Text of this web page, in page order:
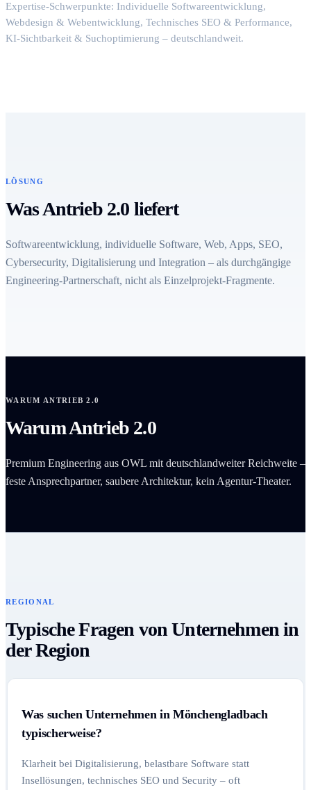
Expertise-Schwerpunkte: Individuelle Softwareentwicklung,
Webdesign & Webentwicklung, Technisches SEO & Performance,
KI-Sichtbarkeit & Suchoptimierung – deutschlandweit.
LÖSUNG
Was Antrieb 2.0 liefert
Softwareentwicklung, individuelle Software, Web, Apps, SEO,
Cybersecurity, Digitalisierung und Integration – als durchgängige
Engineering-Partnerschaft, nicht als Einzelprojekt-Fragmente.
WARUM ANTRIEB 2.0
Warum Antrieb 2.0
Premium Engineering aus OWL mit deutschlandweiter Reichweite –
feste Ansprechpartner, saubere Architektur, kein Agentur-Theater.
REGIONAL
Typische Fragen von Unternehmen in
der Region
Was suchen Unternehmen in Mönchengladbach
typischerweise?
Klarheit bei Digitalisierung, belastbare Software statt
Insellösungen, technisches SEO und Security – oft